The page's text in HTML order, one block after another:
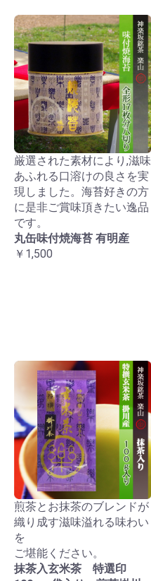
厳選された素材により,滋味
あふれる口溶けの良さを実
現しました。海苔好きの方
に是非ご賞味頂きたい逸品
です。
丸缶味付焼海苔 有明産
￥1,500
煎茶とお抹茶のブレンドが
織り成す滋味溢れる味わい
を
ご堪能ください。
抹茶入玄米茶 特選印